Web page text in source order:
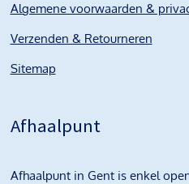
Algemene voorwaarden &
Verzenden & Retourneren
Sitemap
Afhaalpunt
Afhaalpunt in Gent is enkel